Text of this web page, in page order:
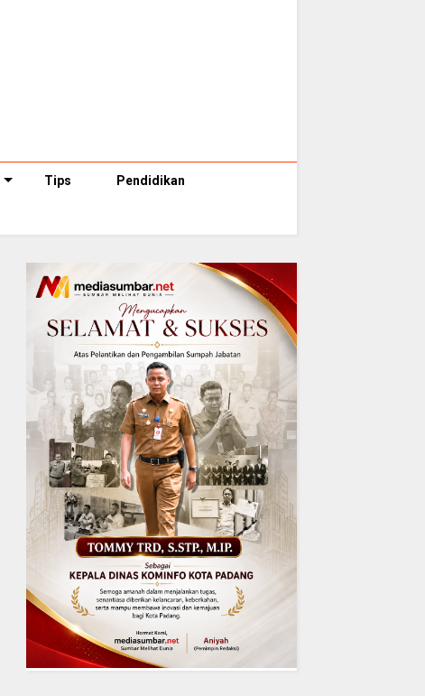
Tips Pendidikan